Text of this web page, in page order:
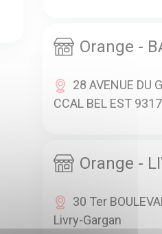
Orange -
28 AVENUE DU
CCAL BEL EST
Orange -
30 Ter
Livry-Gargan